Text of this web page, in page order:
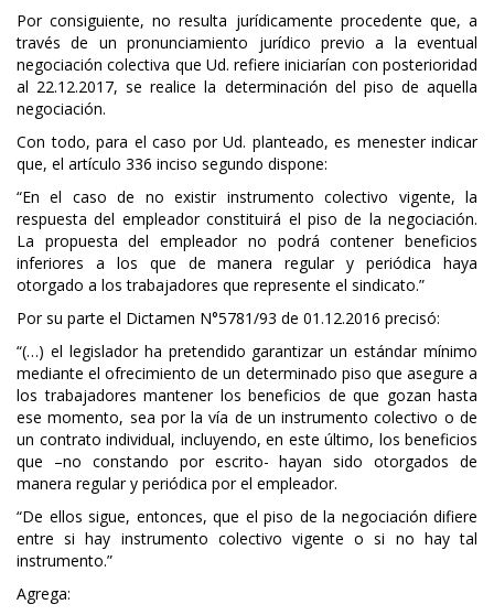
Por consiguiente, no resulta jurídicamente procedente que, a
través de un pronunciamiento jurídico previo a la eventual
negociación colectiva que Ud. refiere iniciarían con posterioridad
al 22.12.2017, se realice la determinación del piso de aquella
negociación.
Con todo, para el caso por Ud. planteado, es menester indicar
que, el artículo 336 inciso segundo dispone:
“En el caso de no existir instrumento colectivo vigente, la
respuesta del empleador constituirá el piso de la negociación.
La propuesta del empleador no podrá contener beneficios
inferiores a los que de manera regular y periódica haya
otorgado a los trabajadores que represente el sindicato.”
Por su parte el Dictamen N°5781/93 de 01.12.2016 precisó:
“(…) el legislador ha pretendido garantizar un estándar mínimo
mediante el ofrecimiento de un determinado piso que asegure a
los trabajadores mantener los beneficios de que gozan hasta
ese momento, sea por la vía de un instrumento colectivo o de
un contrato individual, incluyendo, en este último, los beneficios
que –no constando por escrito- hayan sido otorgados de
manera regular y periódica por el empleador.
“De ellos sigue, entonces, que el piso de la negociación difiere
entre si hay instrumento colectivo vigente o si no hay tal
instrumento.”
Agrega: